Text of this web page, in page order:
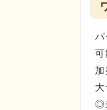
パ
可
◎